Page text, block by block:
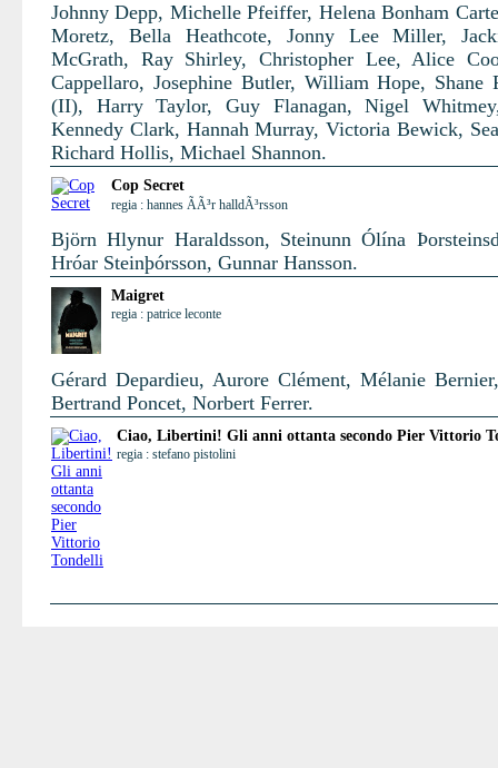
Johnny Depp, Michelle Pfeiffer, Helena Bonham
Moretz, Bella Heathcote, Jonny Lee Miller,
McGrath, Ray Shirley, Christopher Lee, Alice
Cappellaro, Josephine Butler, William Hope, Shane
(II), Harry Taylor, Guy Flanagan, Nigel
Kennedy Clark, Hannah Murray, Victoria Bewick,
Richard Hollis, Michael Shannon.
Cop Secret
regia : hannes ÃÃ³r halldÃ³rsson
Björn Hlynur Haraldsson, Steinunn Ólína
Hróar Steinþórsson, Gunnar Hansson.
Maigret
regia : patrice leconte
Gérard Depardieu, Aurore Clément, Mélanie
Bertrand Poncet, Norbert Ferrer.
Ciao, Libertini! Gli anni ottanta secondo Pier Vittorio
regia : stefano pistolini